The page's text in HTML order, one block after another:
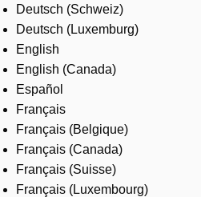
Where to buy
Contact us
Careers
Deutsch (Schweiz)
Deutsch (Luxemburg)
English
English (Canada)
Español
Français
Français (Belgique)
Français (Canada)
Français (Suisse)
Français (Luxembourg)